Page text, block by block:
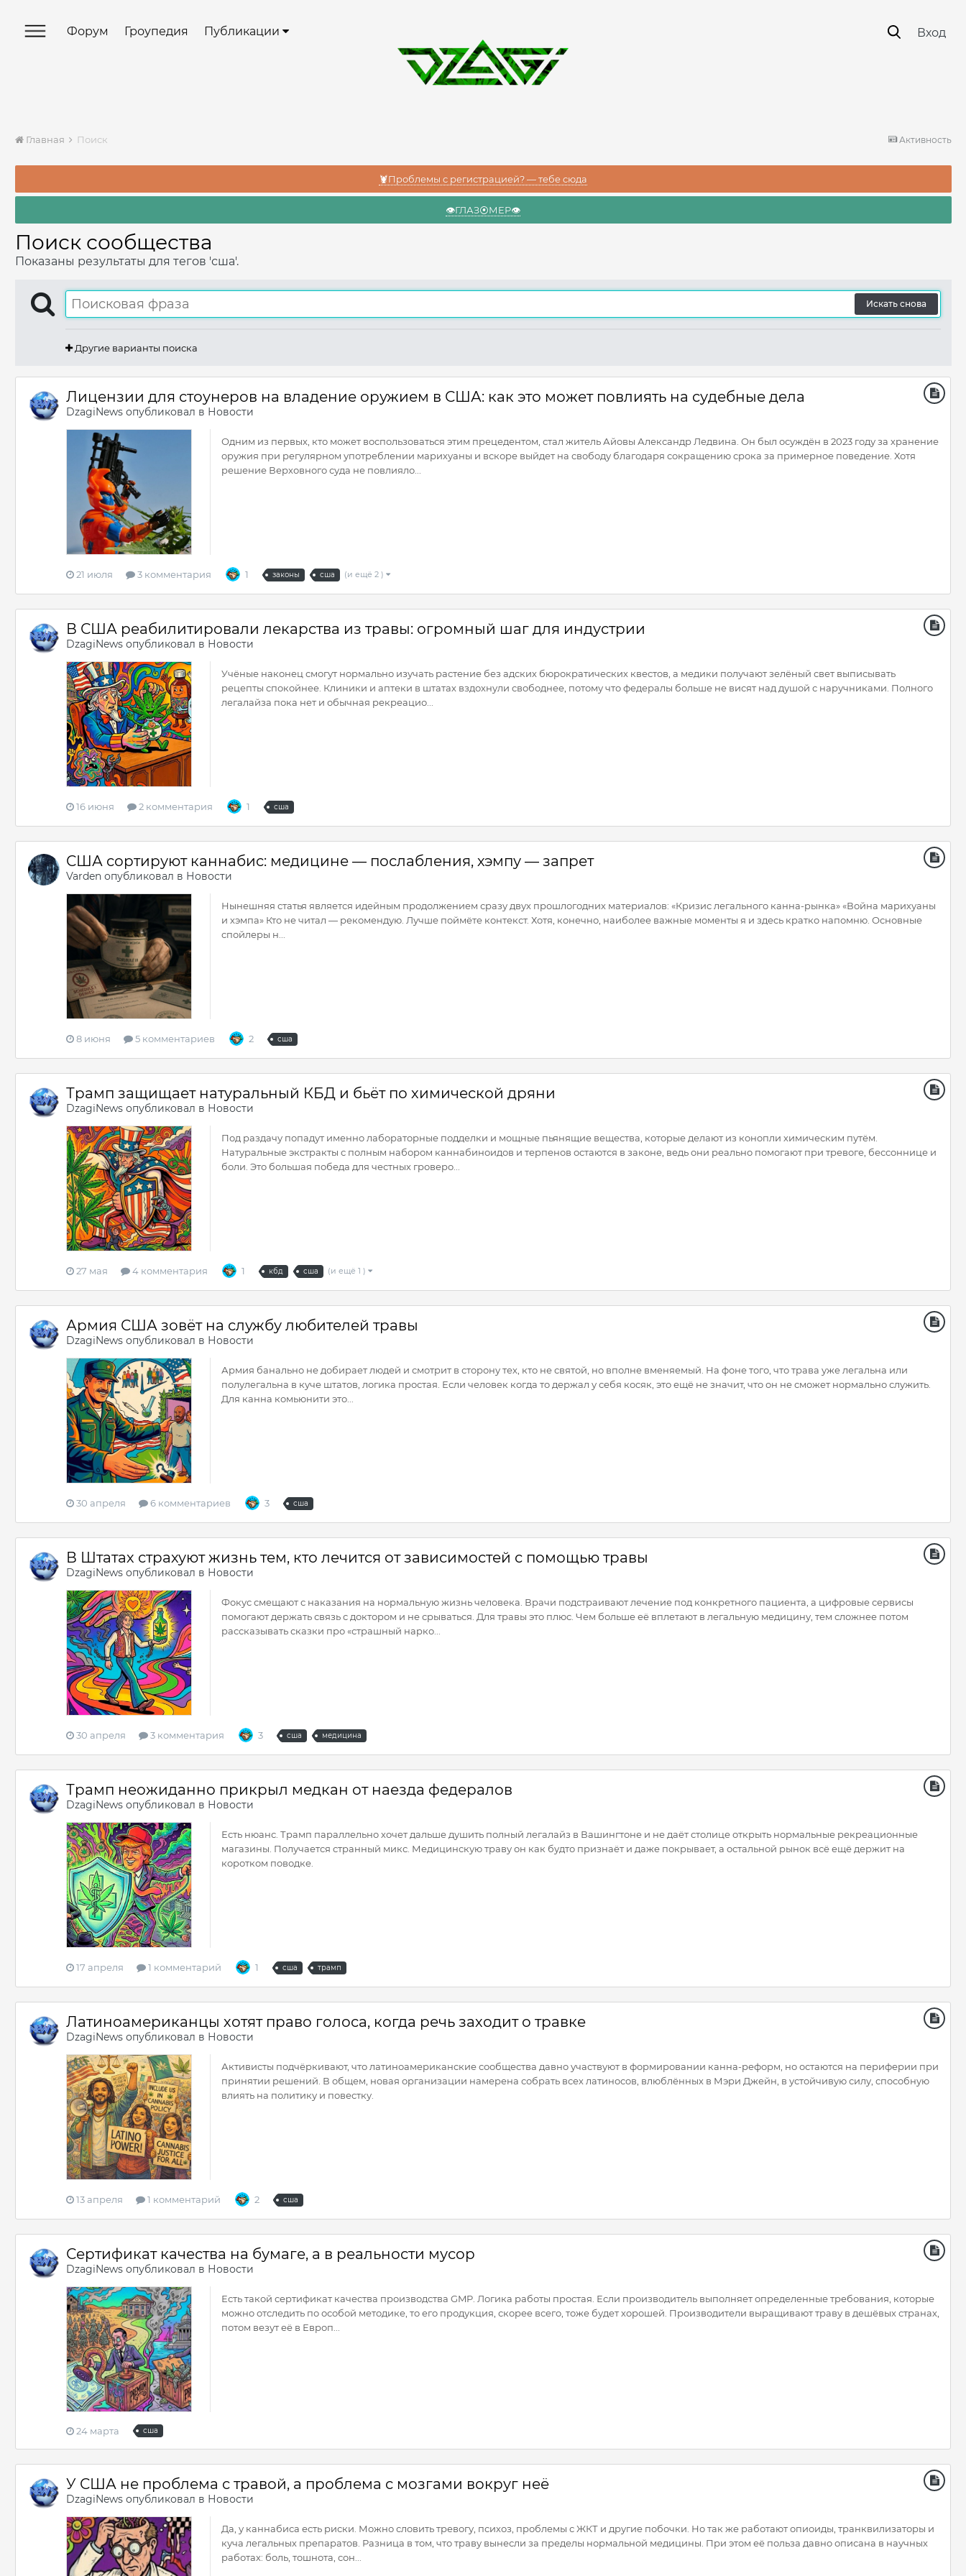
Форум Гроупедия Публикации Вход
Активность
Главная Поиск
🦞Проблемы с регистрацией? — тебе сюда
👁️ГЛАЗ⦿МЕР👁️
Поиск сообщества
Показаны результаты для тегов 'сша'.
Искать снова
Другие варианты поиска
Лицензии для стоунеров на владение оружием в США: как это может повлиять на судебные дела
DzagiNews опубликовал в Новости
Одним из первых, кто может воспользоваться этим прецедентом, стал житель Айовы Александр Ледвина. Он был осуждён в 2023 году за хранение
оружия при регулярном употреблении марихуаны и вскоре выйдет на свободу благодаря сокращению срока за примерное поведение. Хотя
решение Верховного суда не повлияло...
21 июля 3 комментария 1 законы сша (и ещё 2 )
В США реабилитировали лекарства из травы: огромный шаг для индустрии
DzagiNews опубликовал в Новости
Учёные наконец смогут нормально изучать растение без адских бюрократических квестов, а медики получают зелёный свет выписывать
рецепты спокойнее. Клиники и аптеки в штатах вздохнули свободнее, потому что федералы больше не висят над душой с наручниками. Полного
легалайза пока нет и обычная рекреацио...
16 июня 2 комментария 1 сша
США сортируют каннабис: медицине — послабления, хэмпу — запрет
Varden опубликовал в Новости
Нынешняя статья является идейным продолжением сразу двух прошлогодних материалов: «Кризис легального канна-рынка» «Война марихуаны
и хэмпа» Кто не читал — рекомендую. Лучше поймёте контекст. Хотя, конечно, наиболее важные моменты я и здесь кратко напомню. Основные
спойлеры н...
8 июня 5 комментариев 2 сша
Трамп защищает натуральный КБД и бьёт по химической дряни
DzagiNews опубликовал в Новости
Под раздачу попадут именно лабораторные подделки и мощные пьянящие вещества, которые делают из конопли химическим путём.
Натуральные экстракты с полным набором каннабиноидов и терпенов остаются в законе, ведь они реально помогают при тревоге, бессоннице и
боли. Это большая победа для честных гроверо...
27 мая 4 комментария 1 кбд сша (и ещё 1 )
Армия США зовёт на службу любителей травы
DzagiNews опубликовал в Новости
Армия банально не добирает людей и смотрит в сторону тех, кто не святой, но вполне вменяемый. На фоне того, что трава уже легальна или
полулегальна в куче штатов, логика простая. Если человек когда то держал у себя косяк, это ещё не значит, что он не сможет нормально служить.
Для канна комьюнити это...
30 апреля 6 комментариев 3 сша
В Штатах страхуют жизнь тем, кто лечится от зависимостей с помощью травы
DzagiNews опубликовал в Новости
Фокус смещают с наказания на нормальную жизнь человека. Врачи подстраивают лечение под конкретного пациента, а цифровые сервисы
помогают держать связь с доктором и не срываться. Для травы это плюс. Чем больше её вплетают в легальную медицину, тем сложнее потом
рассказывать сказки про «страшный нарко...
30 апреля 3 комментария 3 сша медицина
Трамп неожиданно прикрыл медкан от наезда федералов
DzagiNews опубликовал в Новости
Есть нюанс. Трамп параллельно хочет дальше душить полный легалайз в Вашингтоне и не даёт столице открыть нормальные рекреационные
магазины. Получается странный микс. Медицинскую траву он как будто признаёт и даже покрывает, а остальной рынок всё ещё держит на
коротком поводке.
17 апреля 1 комментарий 1 сша трамп
Латиноамериканцы хотят право голоса, когда речь заходит о травке
DzagiNews опубликовал в Новости
Активисты подчёркивают, что латиноамериканские сообщества давно участвуют в формировании канна-реформ, но остаются на периферии при
принятии решений. В общем, новая организации намерена собрать всех латиносов, влюблённых в Мэри Джейн, в устойчивую силу, способную
влиять на политику и повестку.
13 апреля 1 комментарий 2 сша
Сертификат качества на бумаге, а в реальности мусор
DzagiNews опубликовал в Новости
Есть такой сертификат качества производства GMP. Логика работы простая. Если производитель выполняет определенные требования, которые
можно отследить по особой методике, то его продукция, скорее всего, тоже будет хорошей. Производители выращивают траву в дешёвых странах,
потом везут её в Европ...
24 марта сша
У США не проблема с травой, а проблема с мозгами вокруг неё
DzagiNews опубликовал в Новости
Да, у каннабиса есть риски. Можно словить тревогу, психоз, проблемы с ЖКТ и другие побочки. Но так же работают опиоиды, транквилизаторы и
куча легальных препаратов. Разница в том, что траву вынесли за пределы нормальной медицины. При этом её польза давно описана в научных
работах: боль, тошнота, сон...